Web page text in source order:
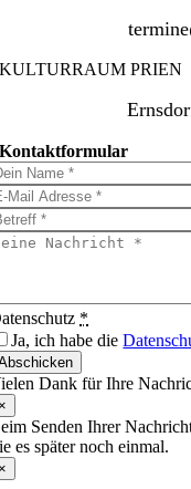
KULTURRAUM PRIEN
Kontaktformular
*
Ja, ich habe die
Dank für Ihre
Senden Ihrer
es später noch einmal.